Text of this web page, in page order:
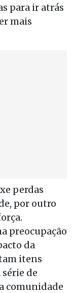
para ir atrás
mais
perdas
por outro
preocupação
da
itens
de
comunidade